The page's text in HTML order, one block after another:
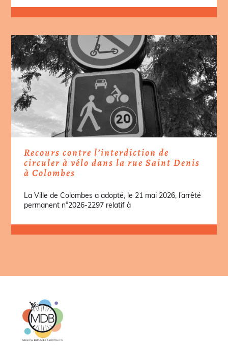
Recours contre l’interdiction de
circuler à vélo dans la rue Saint Denis
à Colombes
La Ville de Colombes a adopté, le 21 mai 2026, l’arrêté
permanent n°2026-2297 relatif à